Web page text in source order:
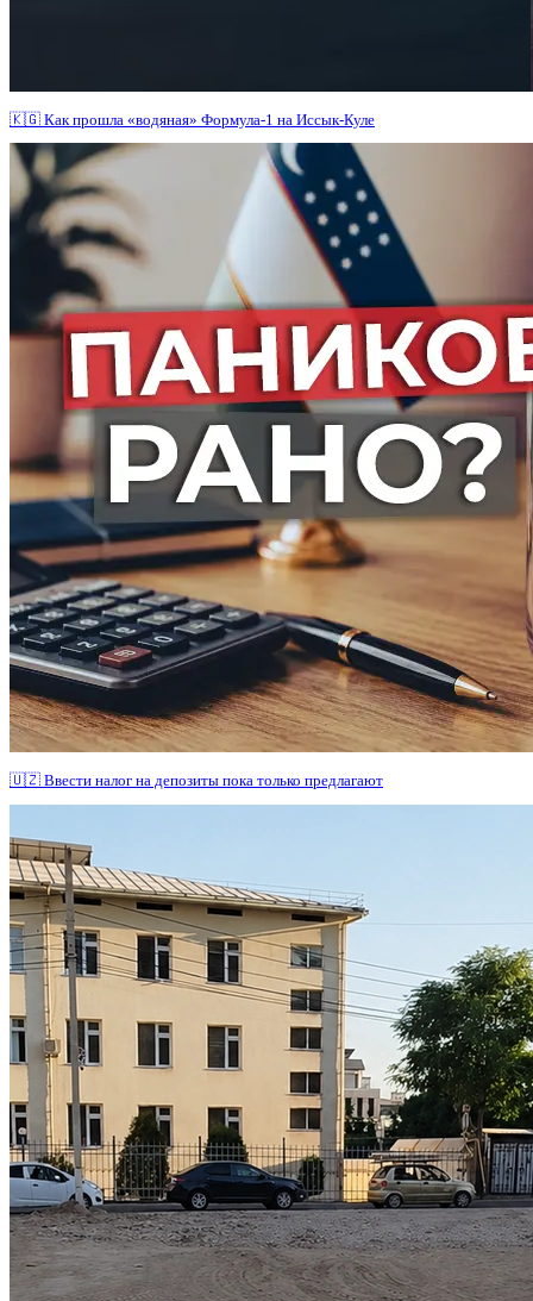
🇰🇬 Как прошла «водяная» Формула-1 на Иссык-Куле
🇺🇿 Ввести налог на депозиты пока только предлагают